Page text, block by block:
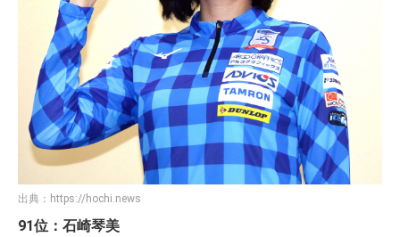
出典： https://hochi.news
91位：石崎琴美